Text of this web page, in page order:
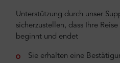
Unterstützung durch unser
sicherzustellen, dass Ihre
beginnt und endet
Sie erhalten eine